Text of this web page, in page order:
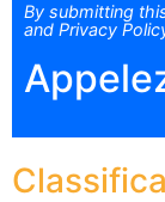
By submitting
and Privacy